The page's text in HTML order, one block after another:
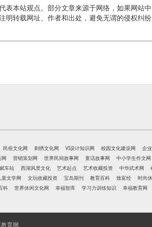
表本站观点。部分文章来源于网络，如果网站
转载网址、作者和出处，避免无谓的侵权纠纷
民俗文化网 刺绣文化网 VI设计知识网 校园文化建设网 企
网 营销策划网 世界民间故事网 童话故事网 中小学生作文网
车站 西湖风景文化 艺术起点 艺术收藏投资 中华武术网
童文学网 文玩收藏投资 宝岛期刊 教育百科 致富经 时尚
科 世界休闲文化网 幸福智库 学习力训练知识 幸福教育网
育网